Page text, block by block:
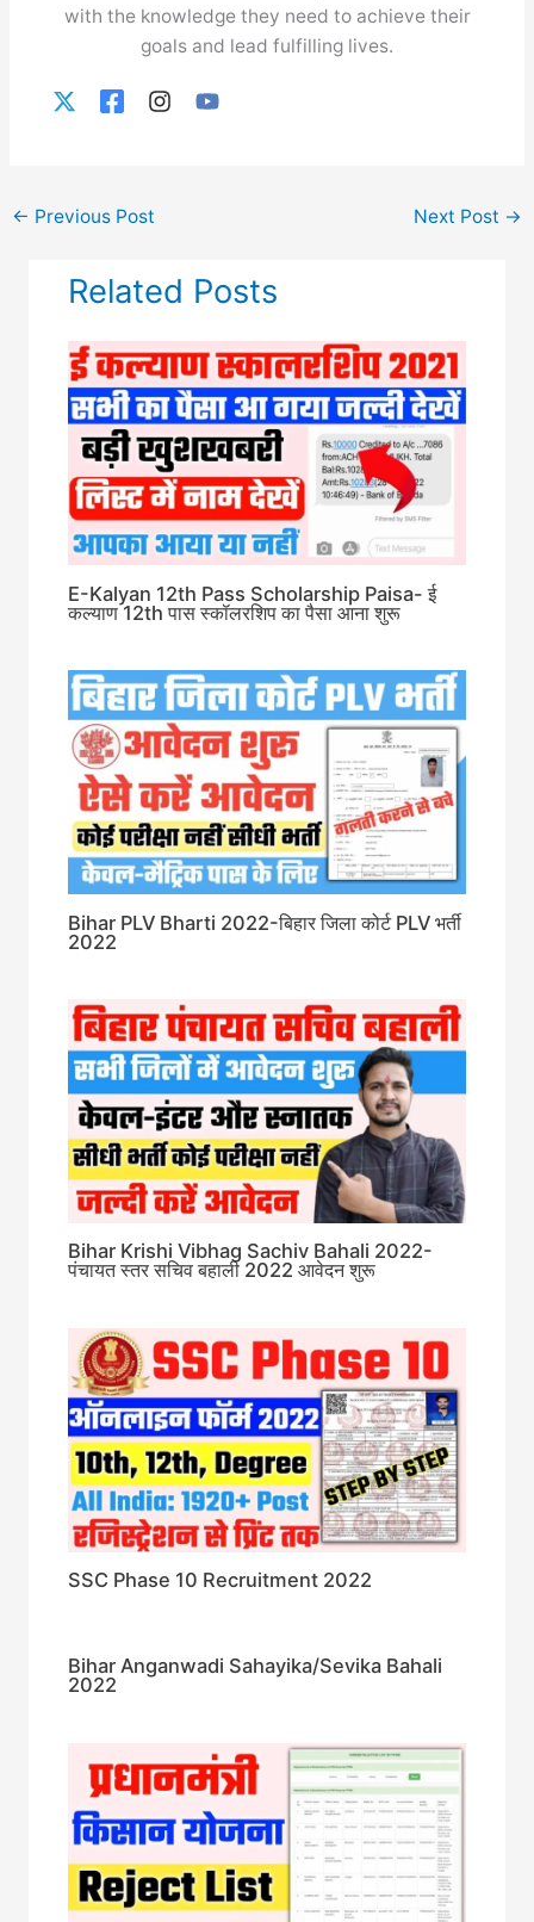
with the knowledge they need to achieve their
goals and lead fulfilling lives.
← Previous Post Next Post →
Related Posts
E-Kalyan 12th Pass Scholarship Paisa- ई
कल्याण 12th पास स्कॉलरशिप का पैसा आना शुरू
Bihar PLV Bharti 2022-बिहार जिला कोर्ट PLV भर्ती
2022
Bihar Krishi Vibhag Sachiv Bahali 2022-
पंचायत स्तर सचिव बहाली 2022 आवेदन शुरू
SSC Phase 10 Recruitment 2022
Bihar Anganwadi Sahayika/Sevika Bahali
2022